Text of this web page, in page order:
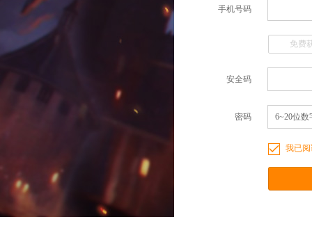
手机号码
免费
安全码
密码 6~20位
我已